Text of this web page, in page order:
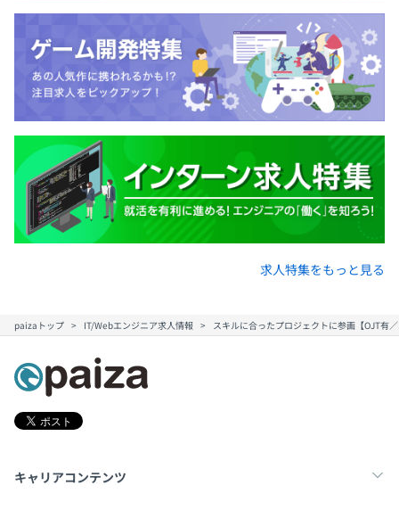
求人特集をもっと見る
paizaトップ IT/Webエンジニア求人情報 スキルに合ったプロジェクトに参画【OJT有
キャリアコンテンツ